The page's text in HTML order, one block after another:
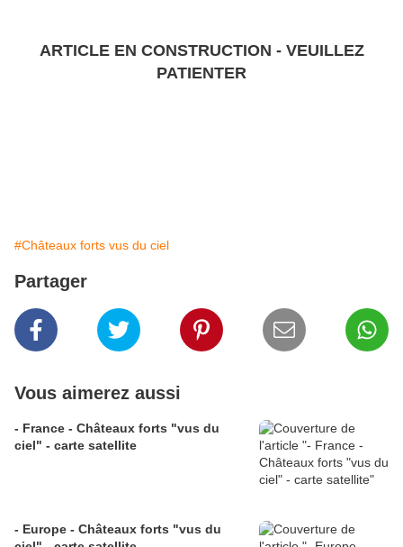
ARTICLE EN CONSTRUCTION - VEUILLEZ
PATIENTER
#Châteaux forts vus du ciel
Partager
Vous aimerez aussi
- France - Châteaux forts "vus du
ciel" - carte satellite
- Europe - Châteaux forts "vus du